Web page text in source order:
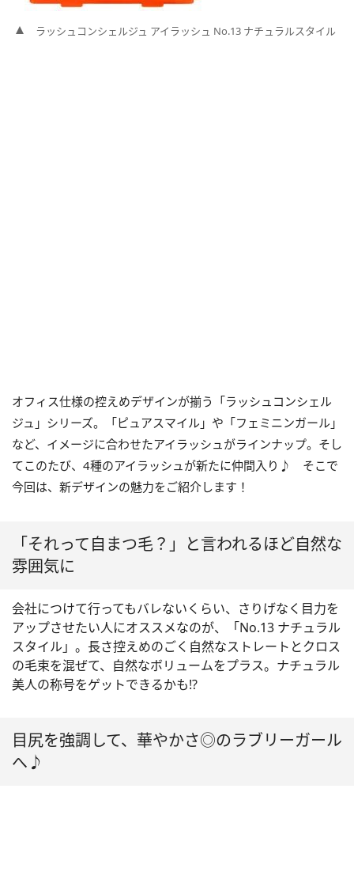
ラッシュコンシェルジュ アイラッシュ No.13 ナチュラルスタイル
オフィス仕様の控えめデザインが揃う「ラッシュコンシェル
ジュ」シリーズ。「ピュアスマイル」や「フェミニンガール」
など、イメージに合わせたアイラッシュがラインナップ。そし
てこのたび、4種のアイラッシュが新たに仲間入り♪ そこで
今回は、新デザインの魅力をご紹介します！
「それって自まつ毛？」と言われるほど自然な
雰囲気に
会社につけて行ってもバレないくらい、さりげなく目力を
アップさせたい人にオススメなのが、「No.13 ナチュラル
スタイル」。長さ控えめのごく自然なストレートとクロス
の毛束を混ぜて、自然なボリュームをプラス。ナチュラル
美人の称号をゲットできるかも!?
目尻を強調して、華やかさ◎のラブリーガール
へ♪